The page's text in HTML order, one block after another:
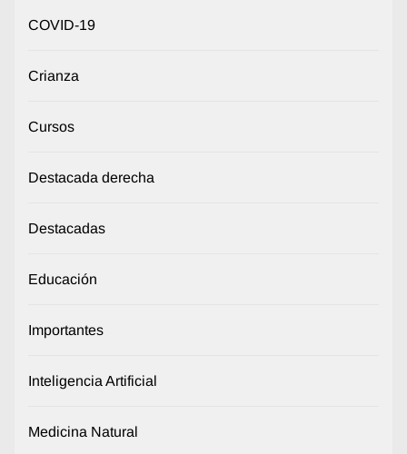
COVID-19
Crianza
Cursos
Destacada derecha
Destacadas
Educación
Importantes
Inteligencia Artificial
Medicina Natural